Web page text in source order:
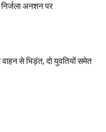
निर्जला अनशन पर
से भिड़ंत, दो युवतियों समेत